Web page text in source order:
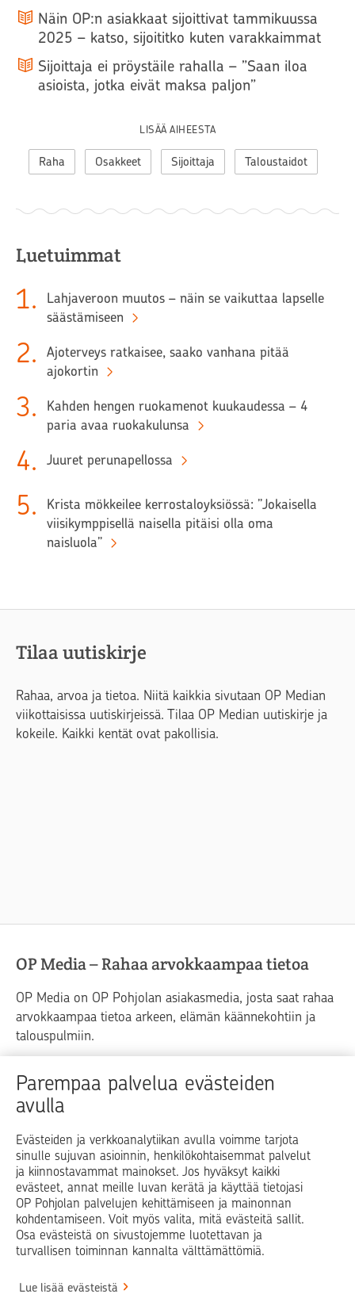
Parempaa palvelua evästeiden
avulla
Evästeiden ja verkkoanalytiikan avulla voimme tarjota
sinulle sujuvan asioinnin, henkilökohtaisemmat palvelut
ja kiinnostavammat mainokset. Jos hyväksyt kaikki
evästeet, annat meille luvan kerätä ja käyttää tietojasi
OP Pohjolan palvelujen kehittämiseen ja mainonnan
kohdentamiseen. Voit myös valita, mitä evästeitä sallit.
Osa evästeistä on sivustojemme luotettavan ja
turvallisen toiminnan kannalta välttämättömiä.
Lue lisää evästeistä
Näin OP:n asiakkaat sijoittivat tammikuussa
2025 – katso, sijoititko kuten varakkaimmat
Sijoittaja ei pröystäile rahalla – ”Saan iloa
asioista, jotka eivät maksa paljon”
LISÄÄ AIHEESTA
Raha Osakkeet Sijoittaja Taloustaidot
Luetuimmat
1.
Lahjaveroon muutos – näin se vaikuttaa lapselle
säästämiseen
2.
Ajoterveys ratkaisee, saako vanhana pitää
ajokortin
3.
Kahden hengen ruokamenot kuukaudessa – 4
paria avaa ruokakulunsa
4. Juuret perunapellossa
5.
Krista mökkeilee kerrostaloyksiössä: ”Jokaisella
viisikymppisellä naisella pitäisi olla oma
naisluola”
Tilaa uutiskirje
Rahaa, arvoa ja tietoa. Niitä kaikkia sivutaan OP Median
viikottaisissa uutiskirjeissä. Tilaa OP Median uutiskirje ja
kokeile. Kaikki kentät ovat pakollisia.
OP Media – Rahaa arvokkaampaa tietoa
OP Media on OP Pohjolan asiakasmedia, josta saat rahaa
arvokkaampaa tietoa arkeen, elämän käännekohtiin ja
talouspulmiin.
Raha Elämä
Yrityselämä
Blogit ja puheenvuorot
Op.fi OP Koti Pohjola Vahinkoapu
Facebook
X LinkedInInstagram